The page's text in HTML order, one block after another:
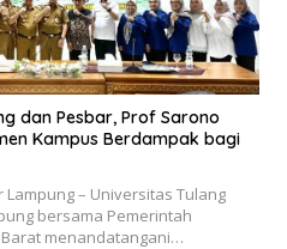
dan Pesbar, Prof Sarono
Kampus Berdampak bagi
Lampung – Universitas Tulang
bersama Pemerintah
menandatangani…